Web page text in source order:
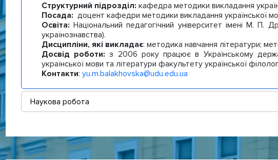
Структурний підрозділ: кафедра методики викладання
Посада: доцент кафедри методики викладання української
Освіта:Національний педагогічний університет імені М. П.
українознавства).
Дисципліни, які викладає: методика навчання літератури;
Досвід роботи: з 2006 року працює в Українському
української мови та літератури факультету української
Контакти: yu.m.balakhovska@udu.edu.ua
Наукова робота